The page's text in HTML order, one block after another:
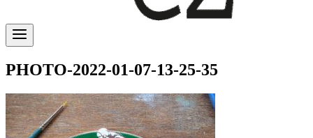
PHOTO-2022-01-07-13-25-35